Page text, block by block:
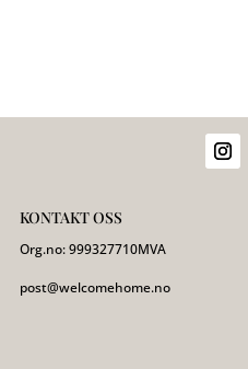
KONTAKT OSS
Org.no:999327710MVA
post@welcomehome.no